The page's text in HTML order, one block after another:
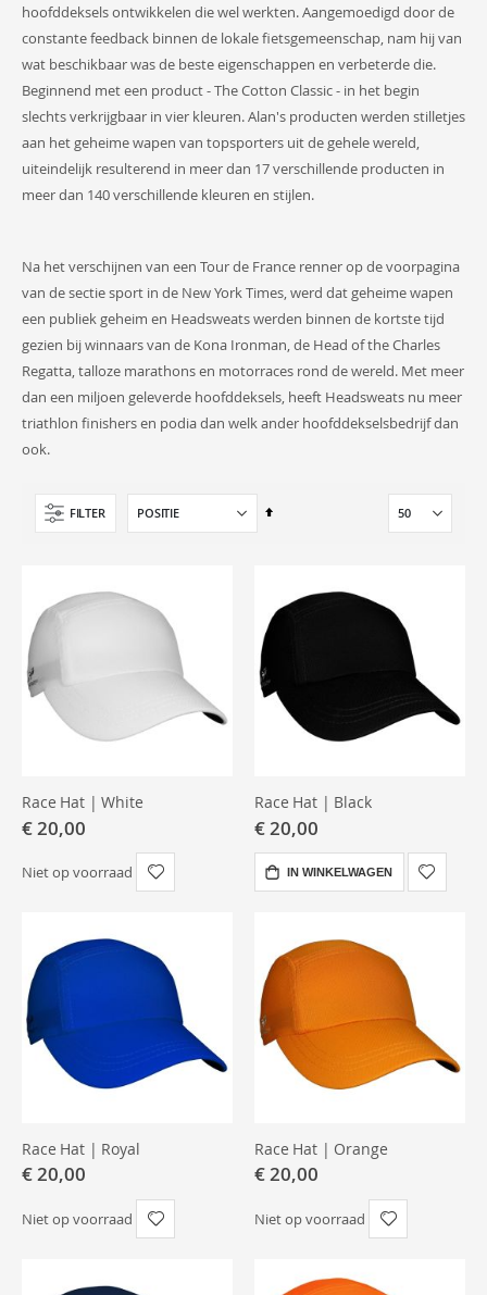
hoofddeksels ontwikkelen die wel werkten. Aangemoedigd door de
constante feedback binnen de lokale fietsgemeenschap, nam hij van
wat beschikbaar was de beste eigenschappen en verbeterde die.
Beginnend met een product - The Cotton Classic - in het begin
slechts verkrijgbaar in vier kleuren. Alan's producten werden stilletjes
aan het geheime wapen van topsporters uit de gehele wereld,
uiteindelijk resulterend in meer dan 17 verschillende producten in
meer dan 140 verschillende kleuren en stijlen.
Na het verschijnen van een Tour de France renner op de voorpagina
van de sectie sport in de New York Times, werd dat geheime wapen
een publiek geheim en Headsweats werden binnen de kortste tijd
gezien bij winnaars van de Kona Ironman, de Head of the Charles
Regatta, talloze marathons en motorraces rond de wereld. Met meer
dan een miljoen geleverde hoofddeksels, heeft Headsweats nu meer
triathlon finishers en podia dan welk ander hoofddekselsbedrijf dan
ook.
FILTER
Van
sorteren
Race Hat | White
€ 20,00
Niet op voorraad
Race Hat | Black
€ 20,00
IN WINKELWAGEN
Race Hat | Royal
€ 20,00
Niet op voorraad
Race Hat | Orange
€ 20,00
Niet op voorraad